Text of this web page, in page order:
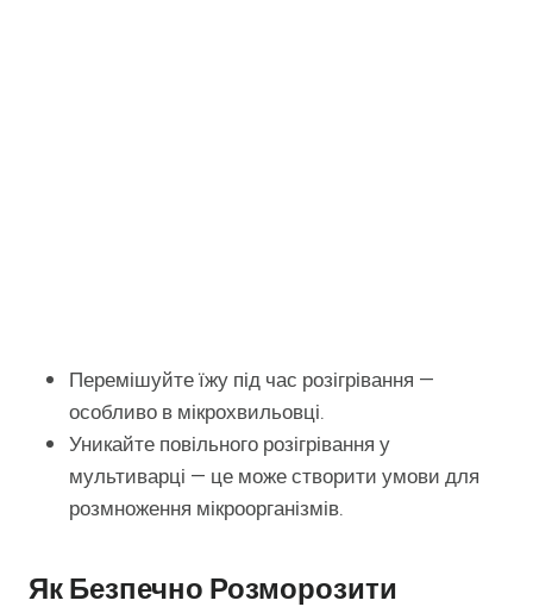
Перемішуйте їжу під час розігрівання —
особливо в мікрохвильовці.
Уникайте повільного розігрівання у
мультиварці — це може створити умови для
розмноження мікроорганізмів.
Як Безпечно Розморозити